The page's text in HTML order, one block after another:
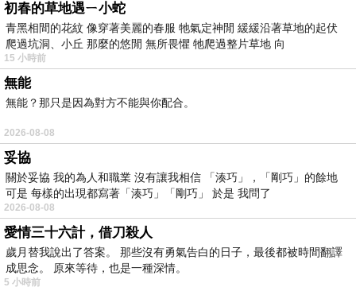
描述
內外皆型 氣質出眾
大膽搶眼內在, 輕薄更顯時髦
以獨家震撼音效, 帶來前所未有的手感
初春的草地遇ㄧ小蛇
青黑相間的花紋 像穿著美麗的春服 牠氣定神閒 緩緩沿著草地的起伏
爬過坑洞、小丘 那麼的悠閒 無所畏懼 牠爬過整片草地 向
15 小時前
無能
無能？那只是因為對方不能與你配合。
2026-08-08
妥協
關於妥協 我的為人和職業 沒有讓我相信 「湊巧」，「剛巧」的餘地
可是 每樣的出現都寫著「湊巧」「剛巧」 於是 我問了
2026-08-08
愛情三十六計，借刀殺人
歲月替我說出了答案。 那些沒有勇氣告白的日子，最後都被時間翻譯
成思念。 原來等待，也是一種深情。
5 小時前